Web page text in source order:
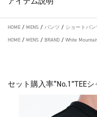
HOME / MENS / パンツ / ショートパン
HOME / MENS / BRAND / White
セット購入率“No.1”TEEシ